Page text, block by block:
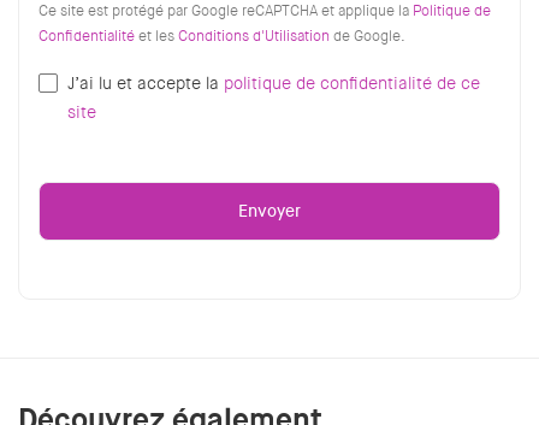
Ce site est protégé par Google reCAPTCHA et applique la Politique de
Confidentialitéet lesConditions d'Utilisation de Google.
J’ai lu et accepte la politique de confidentialité de ce
site